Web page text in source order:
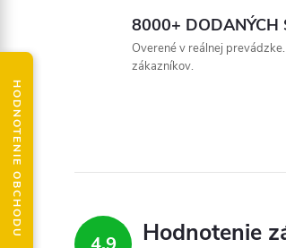
8000+ DODANÝCH
Overené v reálnej
zákazníkov.
Hodnotenie
HODNOTENIE OBCHODU